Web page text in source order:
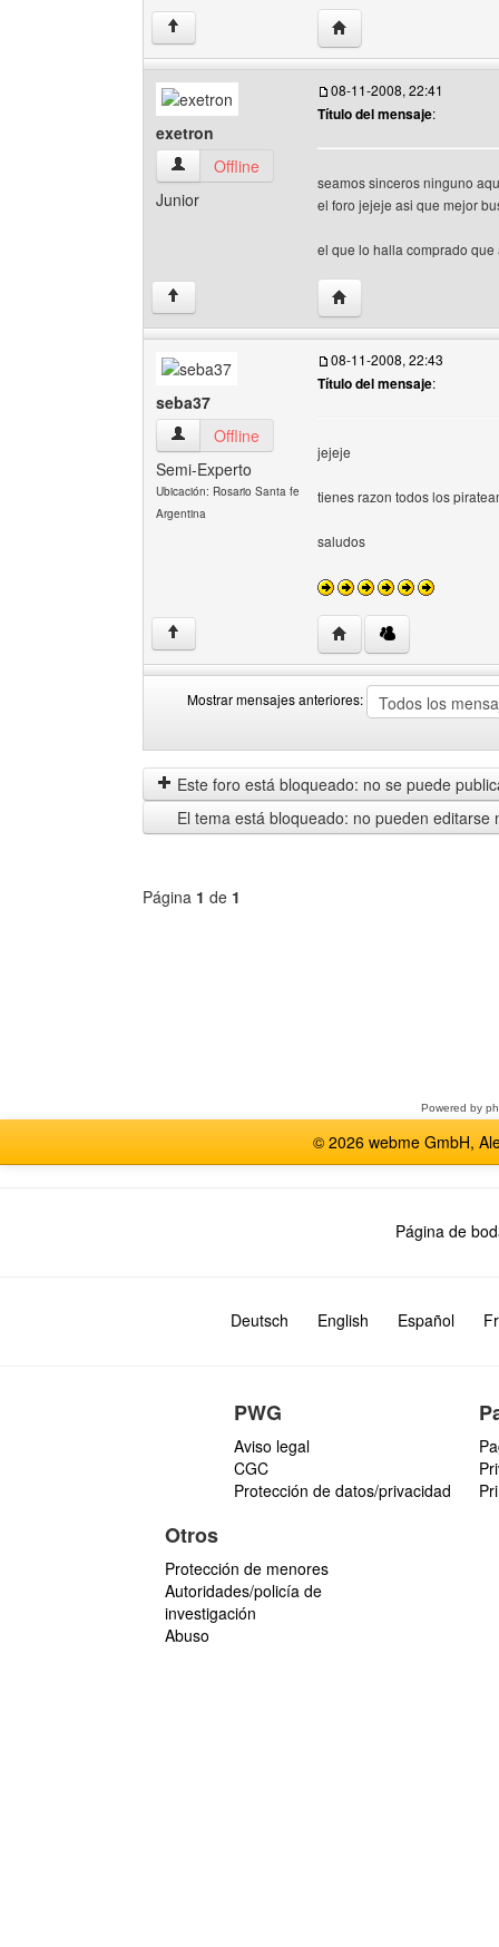
↑ Visitar sitio web del
exetron
exetron Ver perfil del usuario
Offline
Junior
08-11-2008, 22:41
Título del mensaje:
seamos sinceros ninguno
el foro jejeje asi que mejor
el que lo halla comprado
↑ Visitar sitio web del
seba37
seba37 Ver perfil del usuario
Offline
Semi-Experto
Ubicación: Rosario Santa fe
Argentina
08-11-2008, 22:43
Título del mensaje:
jejeje
tienes razon todos los
saludos
↑ Visitar sitio web del
Mostrar mensajes anteriores:
mensajes
anteriores
by
Este foro está bloqueado: no se puede
El tema está bloqueado: no pueden editarse
Página 1 de 1
Powered by
© 2026 webme GmbH,
Página de
Deutsch English Español
PWG
Aviso legal
CGC
Protección de datos/privacidad
Otros
Protección de menores
Autoridades/policía de
investigación
Abuso